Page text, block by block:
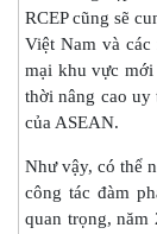
RCEP cũng sẽ
Việt Nam và các
mại khu vực mới
thời nâng cao uy
của ASEAN.
Như vậy, có thể
công tác đàm
quan trọng, năm